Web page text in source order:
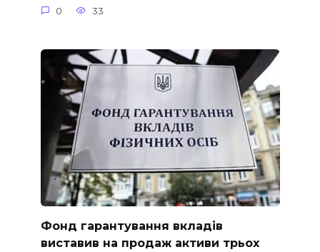
0 33
Фонд гарантування вкладів
виставив на продаж активи трьох